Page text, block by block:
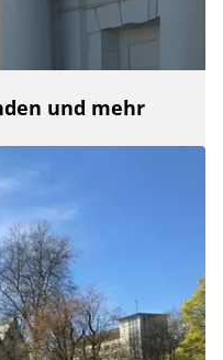
und mehr